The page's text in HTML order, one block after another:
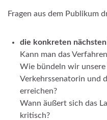
Fragen aus dem Publikum
die konkreten
Kann man das
Wie bündeln wir
Verkehrssenatorin und
erreichen?
Wann äußert sich das
kritisch?